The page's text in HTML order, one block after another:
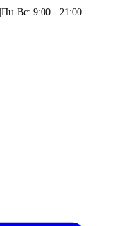
Пн-Вс: 9:00 - 21:00